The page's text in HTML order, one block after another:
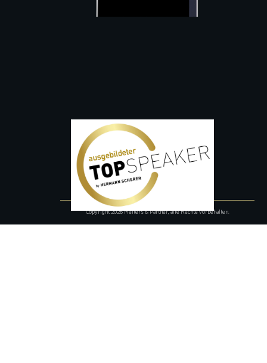
Copyright2026Melters & Partner, alle Rechte vorbehalten.